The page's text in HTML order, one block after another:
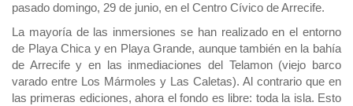
pasado domingo, 29 de junio, en el Centro Cívico de Arrecife.
La mayoría de las inmersiones se han realizado en el entorno
de Playa Chica y en Playa Grande, aunque también en la bahía
de Arrecife y en las inmediaciones del Telamon (viejo barco
varado entre Los Mármoles y Las Caletas). Al contrario que en
las primeras ediciones, ahora el fondo es libre: toda la isla. Esto